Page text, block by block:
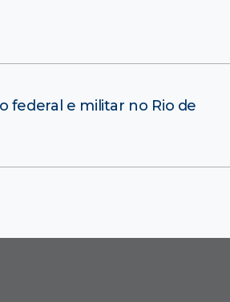
federal e militar no Rio de